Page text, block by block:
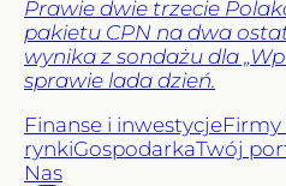
Prawie dwie trzecie
pakietu CPN na dwa
wynika z sondażu dla
sprawie lada dzień.
Finanse i inwestycjeFirmy
rynkiGospodarkaTwój
Nas